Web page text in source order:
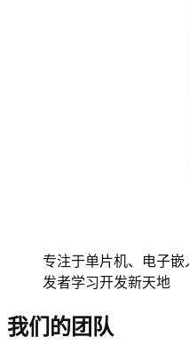
专注于单片机、电子
发者学习开发新天地
我们的团队